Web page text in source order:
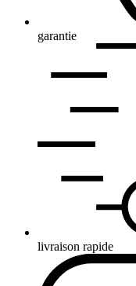
garantie
livraison rapide